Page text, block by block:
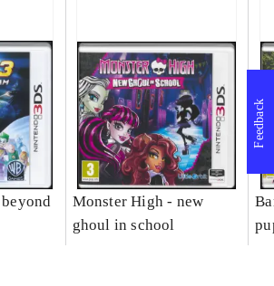
Monster High - new
ghoul in school
Feedback